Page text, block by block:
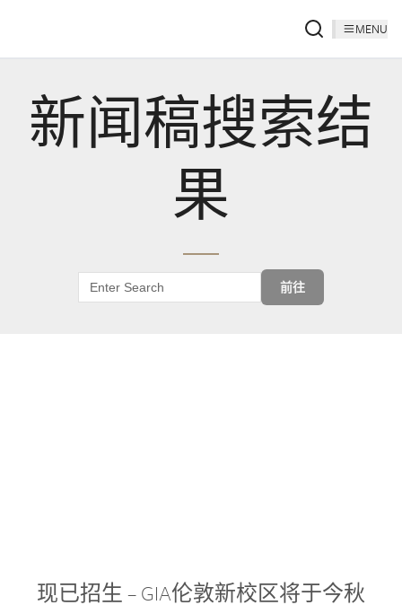
MENU
新闻稿搜索结
果
前往
现已招生 – GIA伦敦新校区将于今秋